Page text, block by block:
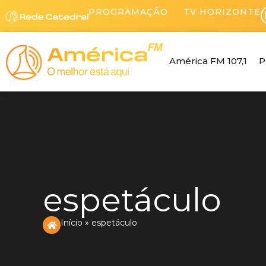
para
conteúdo
PROGRAMAÇÃO TV HORIZONTE
América FM 107,1
espetáculo
Início » espetáculo